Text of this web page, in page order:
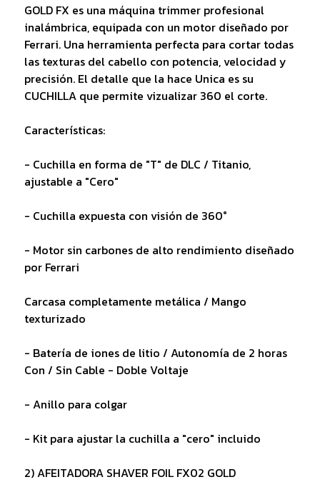
GOLD FX es una máquina trimmer profesional
inalámbrica, equipada con un motor diseñado por
Ferrari. Una herramienta perfecta para cortar todas
las texturas del cabello con potencia, velocidad y
precisión. El detalle que la hace Unica es su
CUCHILLA que permite vizualizar 360 el corte.
Características:
- Cuchilla en forma de "T" de DLC / Titanio,
ajustable a "Cero"
- Cuchilla expuesta con visión de 360°
- Motor sin carbones de alto rendimiento diseñado
por Ferrari
Carcasa completamente metálica / Mango
texturizado
- Batería de iones de litio / Autonomía de 2 horas
Con / Sin Cable - Doble Voltaje
- Anillo para colgar
- Kit para ajustar la cuchilla a "cero" incluido
2) AFEITADORA SHAVER FOIL FX02 GOLD